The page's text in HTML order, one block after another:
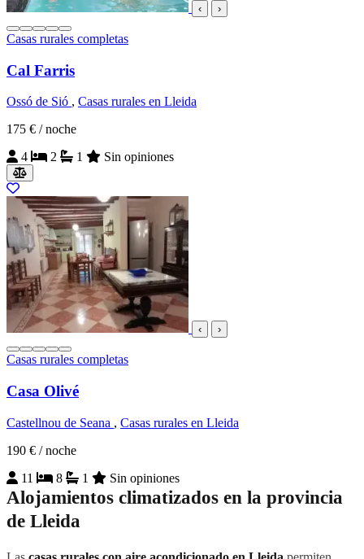
‹ ›
Casas rurales completas
Cal Farris
Ossó de Sió , Casas rurales en Lleida
175 € / noche
4
2 1 Sin opiniones
‹ ›
Casas rurales completas
Casa Olivé
Castellnou de Seana , Casas rurales en Lleida
190 € / noche
11
8 1 Sin opiniones
Alojamientos climatizados en la provincia
de Lleida